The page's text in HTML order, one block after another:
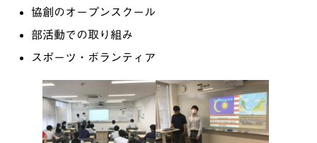
協創のオープンスクール
部活動での取り組み
スポーツ・ボランティア